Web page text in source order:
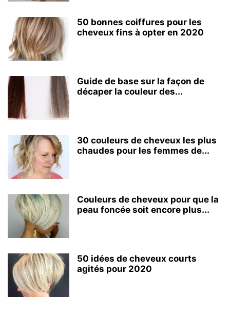
50 bonnes coiffures pour les
cheveux fins à opter en 2020
Guide de base sur la façon de
décaper la couleur des...
30 couleurs de cheveux les plus
chaudes pour les femmes de...
Couleurs de cheveux pour que la
peau foncée soit encore plus...
50 idées de cheveux courts
agités pour 2020